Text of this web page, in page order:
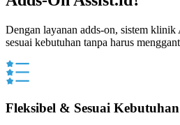
Dengan layanan adds-on, sistem klinik
sesuai kebutuhan tanpa harus
Fleksibel & Sesuai Kebutuhan